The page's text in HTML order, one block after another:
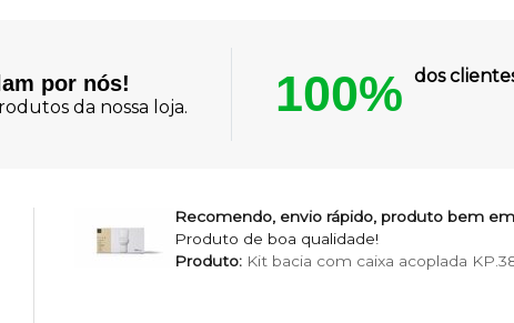
por nós!
da nossa loja. 100% dos
Recomendo, envio rápido, produto bem
Produto de boa qualidade!
Produto:Kit bacia com caixa acoplada